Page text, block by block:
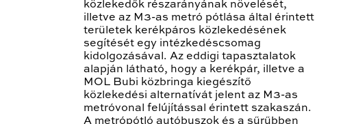
közlekedők részarányának növelését,
illetve az M3-as metró pótlása által érintett
területek kerékpáros közlekedésének
segítését egy intézkedéscsomag
kidolgozásával. Az eddigi tapasztalatok
alapján látható, hogy a kerékpár, illetve a
MOL Bubi közbringa kiegészítő
közlekedési alternatívát jelent az M3-as
metróvonal felújítással érintett szakaszán.
A metrópótló autóbuszok és a sűrűbben